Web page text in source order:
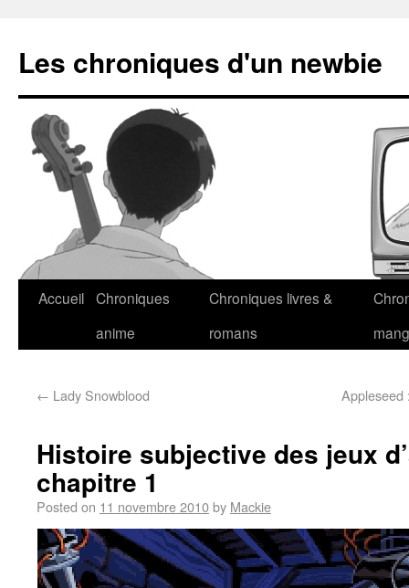
Les chroniques d'un newbie
Accueil Chroniques
anime
Chroniques livres &
romans
← Lady Snowblood Appleseed
Histoire subjective des jeux
chapitre 1
Posted on 11 novembre 2010by Mackie